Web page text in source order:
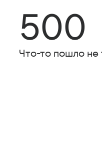
500
Что-то пошло не